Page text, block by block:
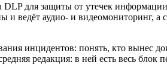
для защиты от утечек
ведёт аудио- и видеомониторинг,
инцидентов: понять, кто вынес
редакция: в ней есть весь блок